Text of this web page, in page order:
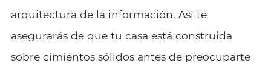
arquitectura de la información. Así te
asegurarás de que tu casa está construida
sobre cimientos sólidos antes de preocuparte